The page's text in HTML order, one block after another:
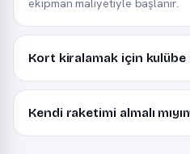
Kort kiralamak için kulübe
Kendi raketimi almalı